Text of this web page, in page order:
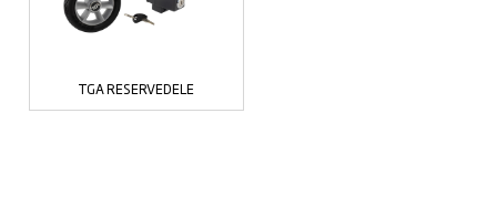
TGA RESERVEDELE